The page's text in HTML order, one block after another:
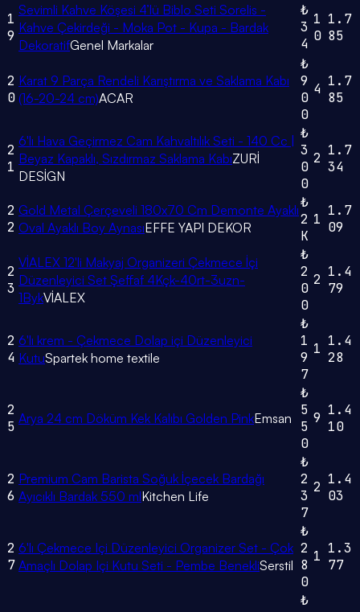
1
9
Sevimli Kahve Köşesi 4’lü Biblo Seti Sorelis -
Kahve Çekirdeği - Moka Pot - Kupa - Bardak
DekoratifGenel Markalar
₺
3
4
1
0
1.7
85
2
0
Karat 9 Parça Rendeli Karıştırma ve Saklama Kabı
(16-20-24 cm)ACAR
₺
9
0
0
4 1.7
85
2
1
6'lı Hava Geçirmez Cam Kahvaltılık Seti - 140 Cc |
Beyaz Kapaklı, Sızdırmaz Saklama KabıZURİ
DESİGN
₺
3
0
0
2 1.7
34
2
2
Gold Metal Çerçeveli 180x70 Cm Demonte Ayaklı
Oval Ayaklı Boy AynasıEFFE YAPI DEKOR
₺
2
K
1
1.7
09
2
3
VİALEX 12'li Makyaj Organizeri Çekmece İçi
Düzenleyici Set Şeffaf 4Kçk-40rt-3uzn-
1BykVİALEX
₺
2
0
0
2 1.4
79
2
4
6'lı krem - Çekmece Dolap içi Düzenleyici
KutuSpartek home textile
₺
1
9
7
1 1.4
28
2
5 Arya 24 cm Döküm Kek Kalıbı Golden PinkEmsan
₺
5
5
0
9 1.4
10
2
6
Premium Cam Barista Soğuk İçecek Bardağı
Ayıcıklı Bardak 550 mlKitchen Life
₺
2
3
7
2 1.4
03
2
7
6'lı Çekmece Içi Düzenleyici Organizer Set - Çok
Amaçlı Dolap Içi Kutu Seti - Pembe BenekliSerstil
₺
2
8
0
1 1.3
77
₺